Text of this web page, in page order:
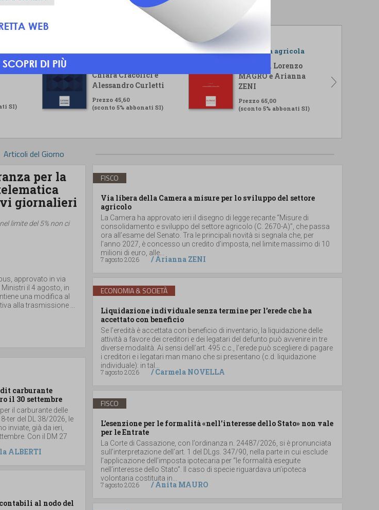
SI)
Chiara Cracolici e
Alessandro Curletti
Prezzo 45,60
(sconto 5% abbonati SI)
L'impresa agricola
A cura di Lorenzo
MAGRO e Arianna
ZENI
Prezzo 65,00
(sconto 5% abbonati SI)
Articoli del Giorno
per la
giornalieri
limite del 5% non ci
approvato in via
il 4 agosto, in
una modifica al
alla trasmissione ...
carburante
il 30 settembre
il carburante delle
ter del DL 38/2026, le
inviate, già da ieri,
Con il DM 27
ALBERTI
al nodo del
FISCO
Via libera della Camera a misure per lo sviluppo del settore
agricolo
La Camera ha approvato ieri il disegno di legge recante “Misure di
consolidamento e sviluppo del settore agricolo (C. 2670-A)”, che passa
ora all’esame del Senato. Tra le principali novità si segnala che, per
l’anno 2027, è concesso un credito d’imposta, nel limite massimo di 10
milioni di euro, alle...
7 agosto 2026
/Arianna ZENI
ECONOMIA & SOCIETÀ
Liquidazione individuale senza termine per l’erede che ha
accettato con beneficio
Se l’eredità è accettata con beneficio di inventario, la liquidazione delle
attività a favore dei creditori e dei legatari del defunto può avvenire in tre
diverse modalità. Ai sensi dell’art. 495 c.c., l’erede può scegliere di pagare
i creditori e i legatari man mano che si presentano (c.d. liquidazione
individuale): in tal...
7 agosto 2026
/Carmela NOVELLA
FISCO
L’esenzione per le formalità «nell’interesse dello Stato» non vale
per le Entrate
La Corte di Cassazione, con l’ordinanza n. 24487/2026, si è pronunciata
sull’interpretazione dell’art. 1 del DLgs. 347/90, nella parte in cui esclude
l’applicazione dell’imposta ipotecaria per “le formalità eseguite
nell’interesse dello Stato”. Il caso di specie riguardava un’ipoteca
volontaria costituita in...
7 agosto 2026
/Anita MAURO